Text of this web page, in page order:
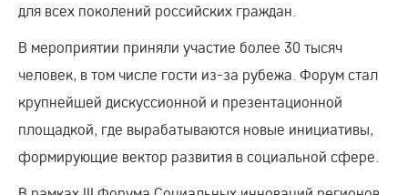
для всех поколений российских граждан.
В мероприятии приняли участие более 30 тысяч
человек, в том числе гости из-за рубежа. Форум стал
крупнейшей дискуссионной и презентационной
площадкой, где вырабатываются новые инициативы,
формирующие вектор развития в социальной сфере.